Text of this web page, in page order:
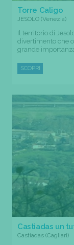
Torre Caligo
JESOLO (Venezia)
Il territorio di
divertimento che
grande
SCOPRI
Castiadas un
Castiadas (Cagliari)